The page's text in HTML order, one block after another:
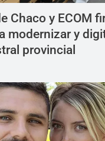
Chaco y ECOM
modernizar y
provincial